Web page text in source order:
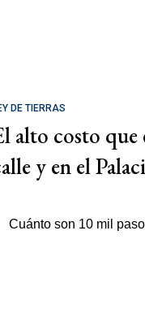
DE TIERRAS
alto costo que
y en el